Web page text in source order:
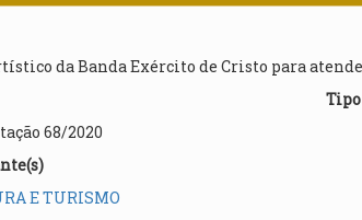
da Banda Exército de Cristo para
68/2020
Tipo
E TURISMO